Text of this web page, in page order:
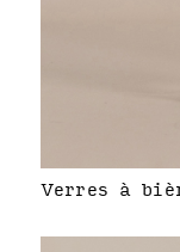
Verres à